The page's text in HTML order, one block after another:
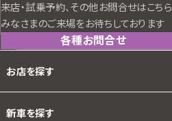
来店・試乗予約、その他お問合せはこちら
みなさまのご来場をお待ちしております
各種お問合せ
お店を探す
新車を探す